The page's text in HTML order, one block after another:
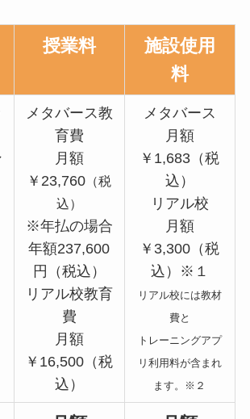
授業料
施設使用
料
メタバース教
育費
月額
￥23,760 （税
込）
※年払の場合
年額237,600
円（税込）
リアル校教育
費
月額
￥16,500（税
込）
メタバース
月額
￥1,683（税
込）
リアル校
月額
￥3,300（税
込）※１
リアル校には教材
費と
トレーニングアプ
リ利用料が含まれ
ます。※２